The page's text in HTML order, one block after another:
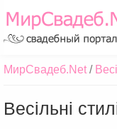
МирСвадеб.Net
Весільні